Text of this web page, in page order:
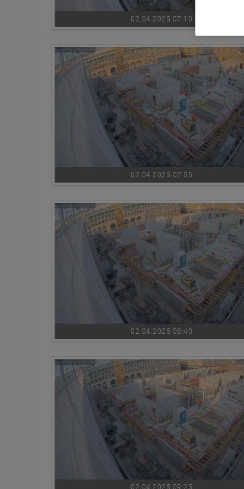
02.04.2025 07:10
02.04.2025 07:55
02.04.2025 08:40
02.04.2025 09:25